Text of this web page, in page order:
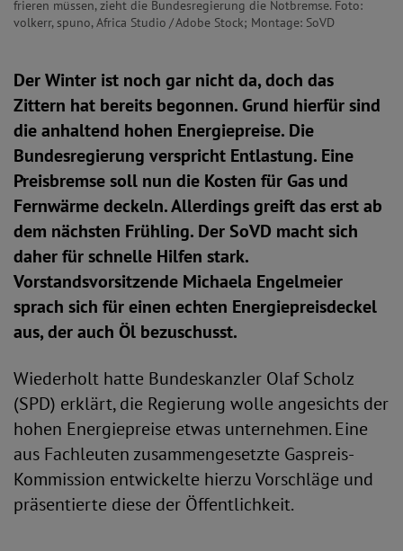
frieren müssen, zieht die Bundesregierung die Notbremse. Foto:
volkerr, spuno, Africa Studio / Adobe Stock; Montage: SoVD
Der Winter ist noch gar nicht da, doch das
Zittern hat bereits begonnen. Grund hierfür sind
die anhaltend hohen Energiepreise. Die
Bundesregierung verspricht Entlastung. Eine
Preisbremse soll nun die Kosten für Gas und
Fernwärme deckeln. Allerdings greift das erst ab
dem nächsten Frühling. Der SoVD macht sich
daher für schnelle Hilfen stark.
Vorstandsvorsitzende Michaela Engelmeier
sprach sich für einen echten Energiepreisdeckel
aus, der auch Öl bezuschusst.
Wiederholt hatte Bundeskanzler Olaf Scholz
(SPD) erklärt, die Regierung wolle angesichts der
hohen Energiepreise etwas unternehmen. Eine
aus Fachleuten zusammengesetzte Gaspreis-
Kommission entwickelte hierzu Vorschläge und
präsentierte diese der Öffentlichkeit.